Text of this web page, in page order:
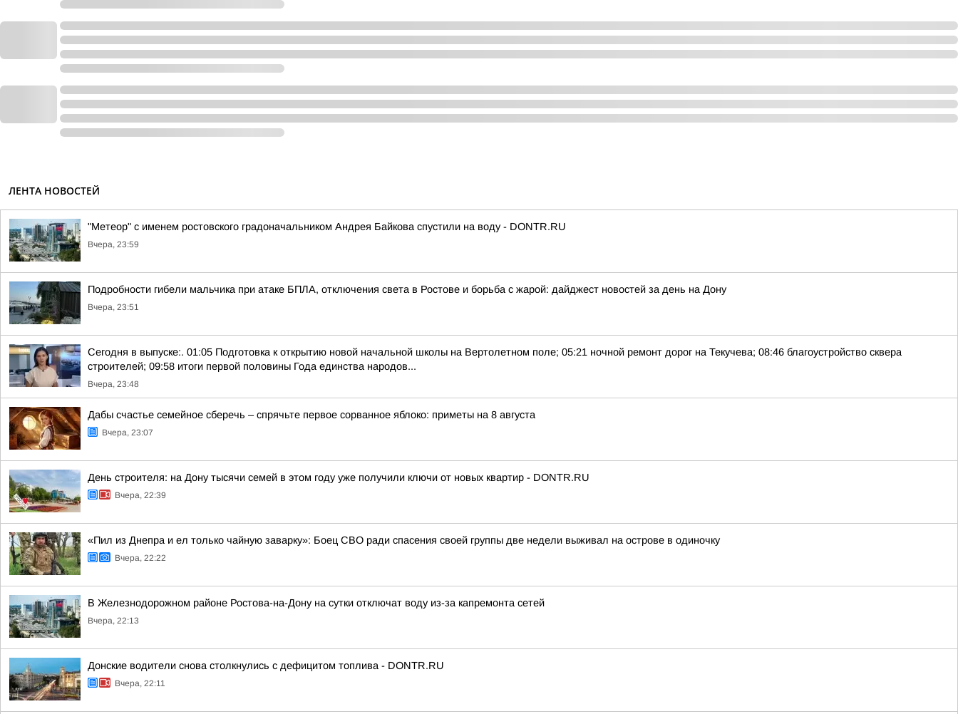
ЛЕНТА НОВОСТЕЙ
"Метеор" с именем ростовского градоначальником Андрея Байкова спустили на воду - DONTR.RU
Вчера, 23:59
Подробности гибели мальчика при атаке БПЛА, отключения света в Ростове и борьба с жарой: дайджест новостей за день на Дону
Вчера, 23:51
Сегодня в выпуске:. 01:05 Подготовка к открытию новой начальной школы на Вертолетном поле; 05:21 ночной ремонт дорог на Текучева; 08:46 благоустройство сквера
строителей; 09:58 итоги первой половины Года единства народов...
Вчера, 23:48
Дабы счастье семейное сберечь – спрячьте первое сорванное яблоко: приметы на 8 августа
Вчера, 23:07
День строителя: на Дону тысячи семей в этом году уже получили ключи от новых квартир - DONTR.RU
Вчера, 22:39
«Пил из Днепра и ел только чайную заварку»: Боец СВО ради спасения своей группы две недели выживал на острове в одиночку
Вчера, 22:22
В Железнодорожном районе Ростова-на-Дону на сутки отключат воду из-за капремонта сетей
Вчера, 22:13
Донские водители снова столкнулись с дефицитом топлива - DONTR.RU
Вчера, 22:11